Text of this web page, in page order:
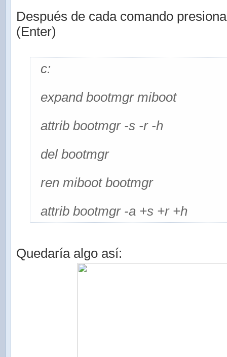
Después de cada comando
(Enter)
c:
expand bootmgr miboot
attrib bootmgr -s -r -h
del bootmgr
ren miboot bootmgr
attrib bootmgr -a +s +r +h
Quedaría algo así: